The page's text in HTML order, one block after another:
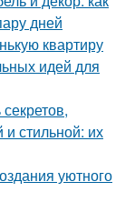
дней
квартиру
идей для
стильной: их
уютного